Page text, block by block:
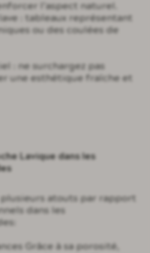
l’aspect naturel.
: tableaux représentant
ou des coulées de
: ne surchargez pas
une esthétique fraîche et
atouts par rapport
dans les
Grâce à sa porosité,